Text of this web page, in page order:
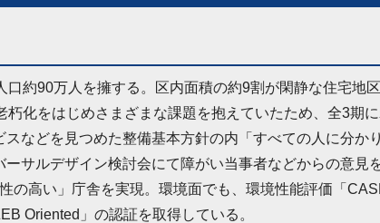
口約90万人を擁する。区内面積の約9割が閑静な住宅地
化をはじめさまざまな課題を抱えていたため、全3期
などを見つめた整備基本方針の内「すべての人に分か
サルデザイン検討会にて障がい当事者などからの意見
の高い」庁舎を実現。環境面でも、環境性能評価「
Oriented」の認証を取得している。